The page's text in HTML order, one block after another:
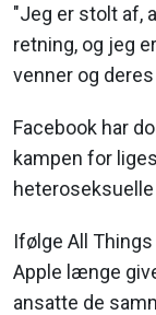
"Jeg er stolt af,
retning, og jeg
venner og
Facebook har
kampen for
heteroseksuelle
Ifølge All
Apple længe
ansatte de